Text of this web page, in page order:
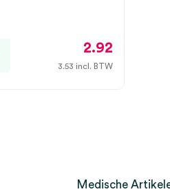
2.92
3.53 incl. BTW
Medische